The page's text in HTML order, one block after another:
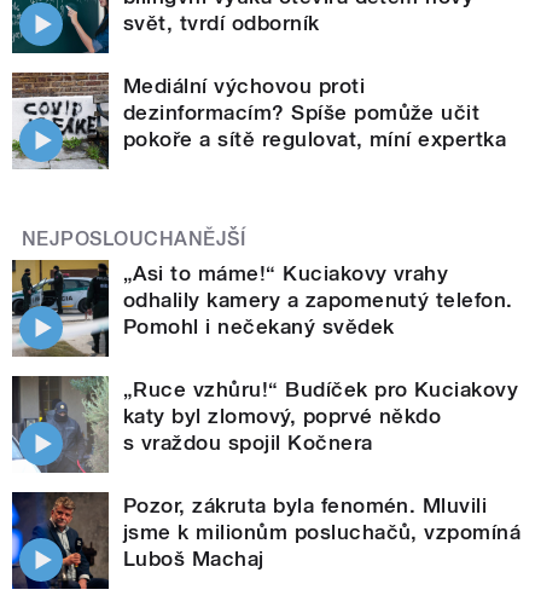
svět, tvrdí odborník
Mediální výchovou proti
dezinformacím? Spíše pomůže učit
pokoře a sítě regulovat, míní expertka
NEJPOSLOUCHANĚJŠÍ
„Asi to máme!“ Kuciakovy vrahy
odhalily kamery a zapomenutý telefon.
Pomohl i nečekaný svědek
„Ruce vzhůru!“ Budíček pro Kuciakovy
katy byl zlomový, poprvé někdo
s vraždou spojil Kočnera
Pozor, zákruta byla fenomén. Mluvili
jsme k milionům posluchačů, vzpomíná
Luboš Machaj